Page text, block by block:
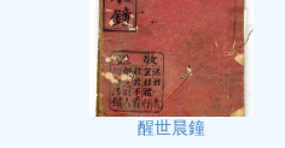
醒世晨鐘